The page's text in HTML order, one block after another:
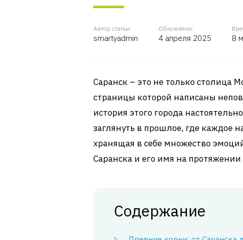
Автор статьи:
smartyadmin
Обновлено:
4 апреля 2025 8
Саранск – это не только столица
страницы которой написаны
история этого города
заглянуть в прошлое, где каждое
хранящая в себе множество
Саранска и его имя на протяжении
Содержание